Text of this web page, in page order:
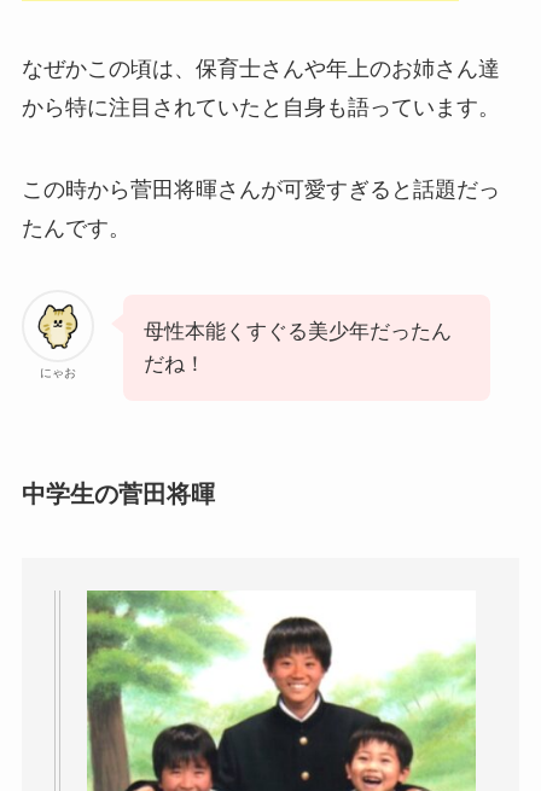
なぜかこの頃は、保育士さんや年上のお姉さん達
から特に注目されていたと自身も語っています。
この時から菅田将暉さんが可愛すぎると話題だっ
たんです。
にゃお
母性本能くすぐる美少年だったん
だね！
中学生の菅田将暉